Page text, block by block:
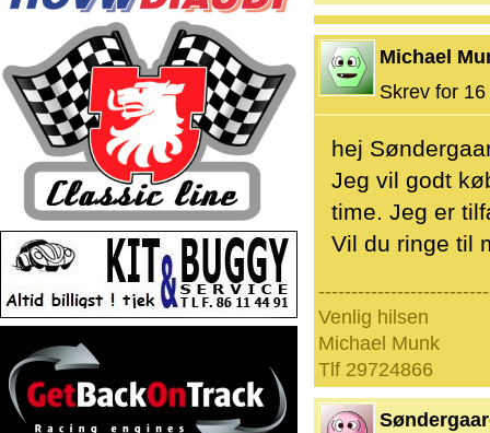
Michael
Skrev for
hej
Jeg vil godt
time. Jeg er
Vil du ringe til
Venlig hilsen
Michael Munk
Tlf 29724866